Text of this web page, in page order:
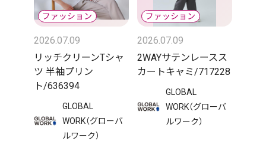
2026.07.09
リッチクリーンTシャ
ツ 半袖プリン
ト/636394
GLOBAL
WORK（グローバ
ルワーク）
2026.07.09
2WAYサテンレースス
カートキャミ/717228
GLOBAL
WORK（グローバ
ルワーク）